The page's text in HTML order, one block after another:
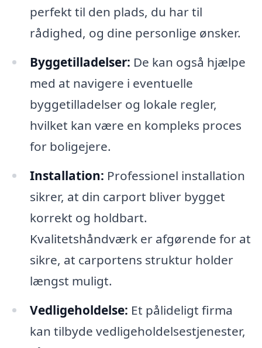
perfekt til den plads, du har til
rådighed, og dine personlige ønsker.
Byggetilladelser: De kan også hjælpe
med at navigere i eventuelle
byggetilladelser og lokale regler,
hvilket kan være en kompleks proces
for boligejere.
Installation: Professionel installation
sikrer, at din carport bliver bygget
korrekt og holdbart.
Kvalitetshåndværk er afgørende for at
sikre, at carportens struktur holder
længst muligt.
Vedligeholdelse: Et pålideligt firma
kan tilbyde vedligeholdelsestjenester,